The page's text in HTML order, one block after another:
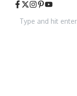
untuk: